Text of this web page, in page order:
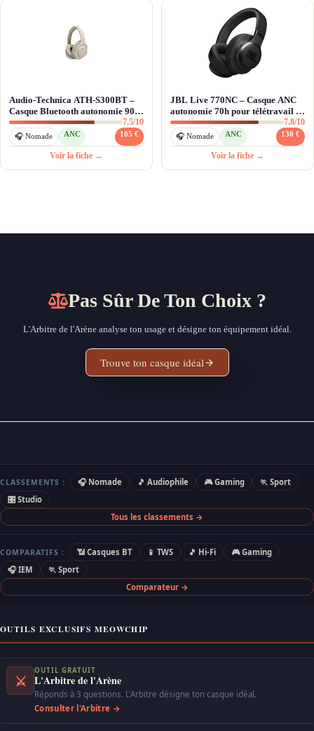
Audio-Technica ATH-S300BT –
Casque Bluetooth autonomie 90h
et ANC
7.5/10
🎧 Nomade ANC 105 €
Voir la fiche →
JBL Live 770NC – Casque ANC
autonomie 70h pour télétravail et
transports
7.8/10
🎧 Nomade ANC 130 €
Voir la fiche →
Pas Sûr De Ton Choix ?
L'Arbitre de l'Arène analyse ton usage et désigne ton équipement idéal.
Trouve ton casque idéal
CLASSEMENTS : 🎧 Nomade 🎵 Audiophile 🎮 Gaming
🏃 Sport
🎛 Studio
Tous les classements →
COMPARATIFS : 📶 Casques BT 📱 TWS 🎵 Hi-Fi
🎮 Gaming
🎧 IEM
🏃 Sport
Comparateur →
OUTILS EXCLUSIFS MEOWCHIP
⚔
OUTIL GRATUIT
L'Arbitre de l'Arène
Réponds à 3 questions. L'Arbitre désigne ton casque idéal.
Consulter l'Arbitre →